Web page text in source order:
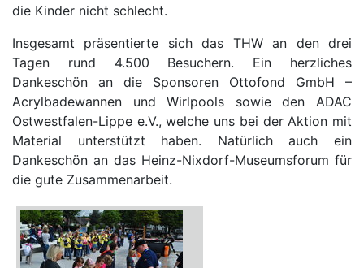
die Kinder nicht schlecht.
Insgesamt präsentierte sich das THW an den drei
Tagen rund 4.500 Besuchern. Ein herzliches
Dankeschön an die Sponsoren Ottofond GmbH –
Acrylbadewannen und Wirlpools sowie den ADAC
Ostwestfalen-Lippe e.V., welche uns bei der Aktion mit
Material unterstützt haben. Natürlich auch ein
Dankeschön an das Heinz-Nixdorf-Museumsforum für
die gute Zusammenarbeit.